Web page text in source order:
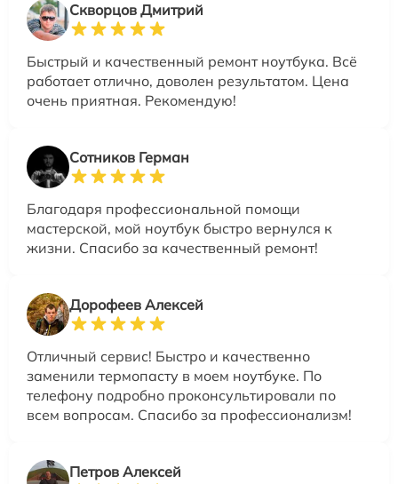
Скворцов Дмитрий
Быстрый и качественный ремонт ноутбука. Всё
работает отлично, доволен результатом. Цена
очень приятная. Рекомендую!
Сотников Герман
Благодаря профессиональной помощи
мастерской, мой ноутбук быстро вернулся к
жизни. Спасибо за качественный ремонт!
Дорофеев Алексей
Отличный сервис! Быстро и качественно
заменили термопасту в моем ноутбуке. По
телефону подробно проконсультировали по
всем вопросам. Спасибо за профессионализм!
Петров Алексей